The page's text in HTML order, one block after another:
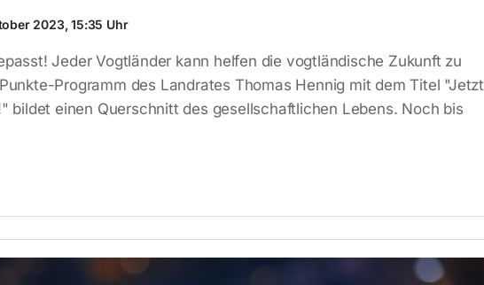
2023, 15:35 Uhr
Jeder Vogtländer kann helfen die vogtländische Zukunft zu
Programm des Landrates Thomas Hennig mit dem Titel "Jetzt
bildet einen Querschnitt des gesellschaftlichen Lebens. Noch bis